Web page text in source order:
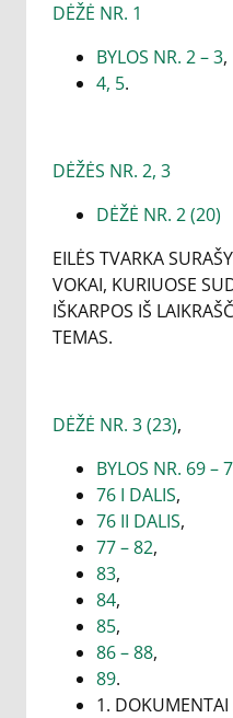
DĖŽĖ NR. 1
BYLOS NR. 2 – 3,
4, 5.
DĖŽĖS NR. 2, 3
DĖŽĖ NR. 2 (20)
EILĖS TVARKA
VOKAI, KURIUOSE
IŠKARPOS IŠ
TEMAS.
DĖŽĖ NR. 3 (23),
BYLOS NR. 69 –
76 I DALIS,
76 II DALIS,
77 – 82,
83,
84,
85,
86 – 88,
89.
1. DOKUMENTAI